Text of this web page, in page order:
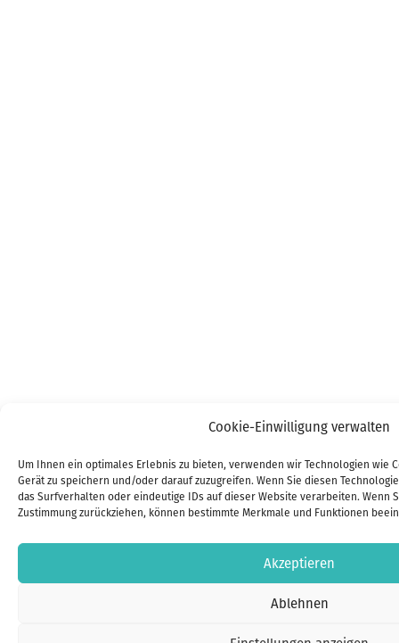
Cookie-Einwilligung verwalten
Um Ihnen ein optimales Erlebnis zu bieten, verwenden wir Technologien wie
Gerät zu speichern und/oder darauf zuzugreifen. Wenn Sie diesen
das Surfverhalten oder eindeutige IDs auf dieser Website verarbeiten. Wenn
Zustimmung zurückziehen, können bestimmte Merkmale und Funktionen
Akzeptieren
Ablehnen